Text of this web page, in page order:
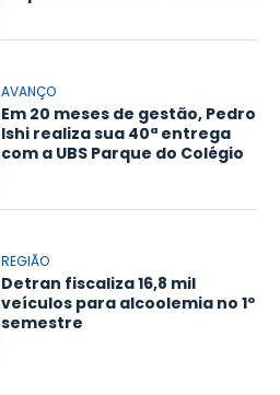
AVANÇO
Em 20 meses de gestão, Pedro
Ishi realiza sua 40ª entrega
com a UBS Parque do Colégio
REGIÃO
Detran fiscaliza 16,8 mil
veículos para alcoolemia no 1º
semestre